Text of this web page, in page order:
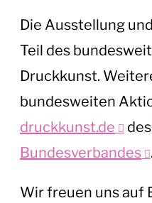
Die Ausstellung
Teil des
Druckkunst.
bundesweiten
druckkunst.de
des
Bundesverbandes
Wir freuen uns auf